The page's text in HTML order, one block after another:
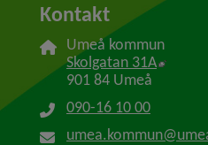
Kontakt
Umeå kommun
Skolgatan 31A Länk
901 84 Umeå
090-16 10 00